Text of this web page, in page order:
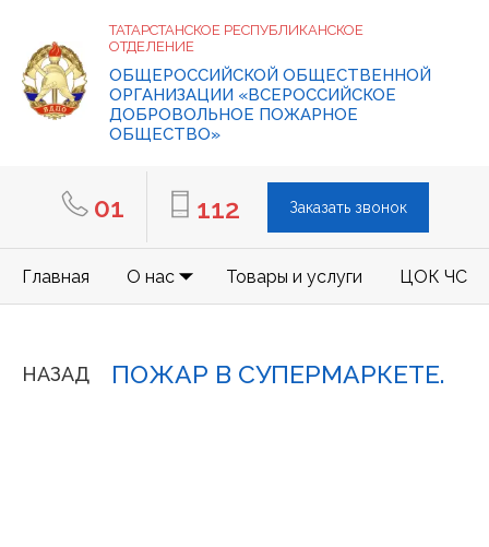
ТАТАРСТАНСКОЕ РЕСПУБЛИКАНСКОЕ
ОТДЕЛЕНИЕ
ОБЩЕРОССИЙСКОЙ ОБЩЕСТВЕННОЙ
ОРГАНИЗАЦИИ «ВСЕРОССИЙСКОЕ
ДОБРОВОЛЬНОЕ ПОЖАРНОЕ
ОБЩЕСТВО»
01 112 Заказать звонок
Главная О нас Товары и услуги ЦОК ЧС
НАЗАД ПОЖАР В СУПЕРМАРКЕТЕ.